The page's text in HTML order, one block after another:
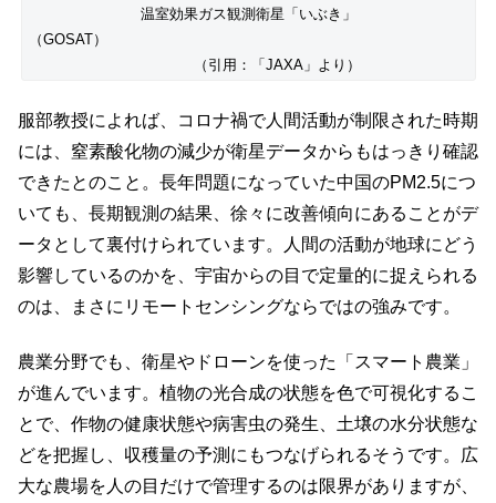
温室効果ガス観測衛星「いぶき」
（GOSAT）
（引用：「JAXA」より）
服部教授によれば、コロナ禍で人間活動が制限された時期
には、窒素酸化物の減少が衛星データからもはっきり確認
できたとのこと。長年問題になっていた中国のPM2.5につ
いても、長期観測の結果、徐々に改善傾向にあることがデ
ータとして裏付けられています。人間の活動が地球にどう
影響しているのかを、宇宙からの目で定量的に捉えられる
のは、まさにリモートセンシングならではの強みです。
農業分野でも、衛星やドローンを使った「スマート農業」
が進んでいます。植物の光合成の状態を色で可視化するこ
とで、作物の健康状態や病害虫の発生、土壌の水分状態な
どを把握し、収穫量の予測にもつなげられるそうです。広
大な農場を人の目だけで管理するのは限界がありますが、